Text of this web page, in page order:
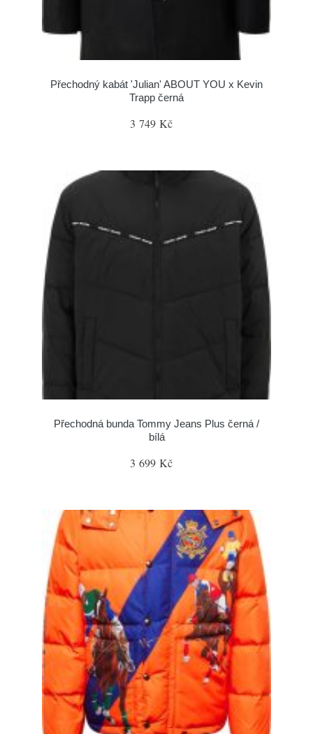
Přechodný kabát 'Julian' ABOUT YOU x Kevin
Trapp černá
3 749 Kč
Přechodná bunda Tommy Jeans Plus černá /
bílá
3 699 Kč